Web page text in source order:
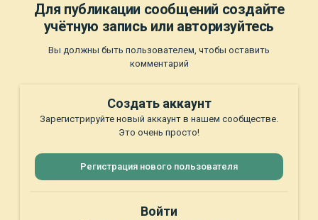
Для публикации сообщений создайте
учётную запись или авторизуйтесь
Вы должны быть пользователем, чтобы оставить
комментарий
Создать аккаунт
Зарегистрируйте новый аккаунт в нашем сообществе.
Это очень просто!
Регистрация нового пользователя
Войти